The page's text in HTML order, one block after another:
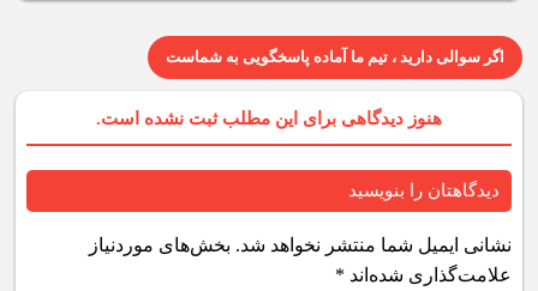
اگر سوالی دارید ، تیم ما آماده پاسخگویی به شماست
هنوز دیدگاهی برای این مطلب ثبت نشده است.
دیدگاهتان را بنویسید
نشانی ایمیل شما منتشر نخواهد شد. بخش‌های موردنیاز
علامت‌گذاری شده‌اند *